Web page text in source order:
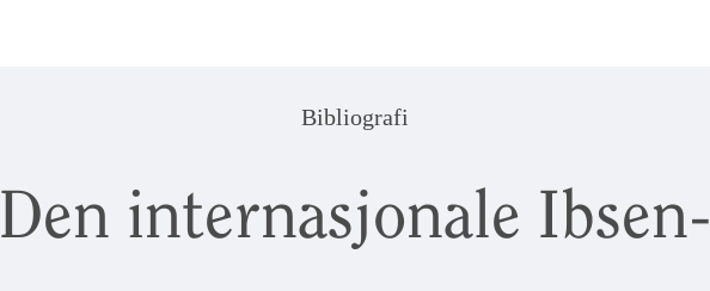
Bibliografi
Den internasjonale Ibsen-